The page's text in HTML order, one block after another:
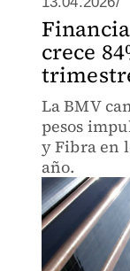
crece
La BMV
pesos
y Fibra en
año.